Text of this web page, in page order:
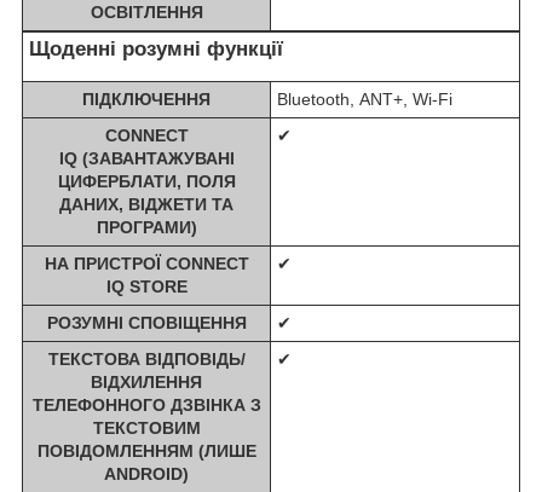
ОСВІТЛЕННЯ
Щоденні розумні функції
ПІДКЛЮЧЕННЯ
Bluetooth, ANT+, Wi-Fi
CONNECT
IQ (ЗАВАНТАЖУВАНІ
ЦИФЕРБЛАТИ, ПОЛЯ
ДАНИХ, ВІДЖЕТИ ТА
ПРОГРАМИ)
✔
НА ПРИСТРОЇ CONNECT
IQ STORE
✔
РОЗУМНІ СПОВІЩЕННЯ
✔
ТЕКСТОВА ВІДПОВІДЬ/
ВІДХИЛЕННЯ
ТЕЛЕФОННОГО ДЗВІНКА З
ТЕКСТОВИМ
ПОВІДОМЛЕННЯМ (ЛИШЕ
ANDROID)
✔